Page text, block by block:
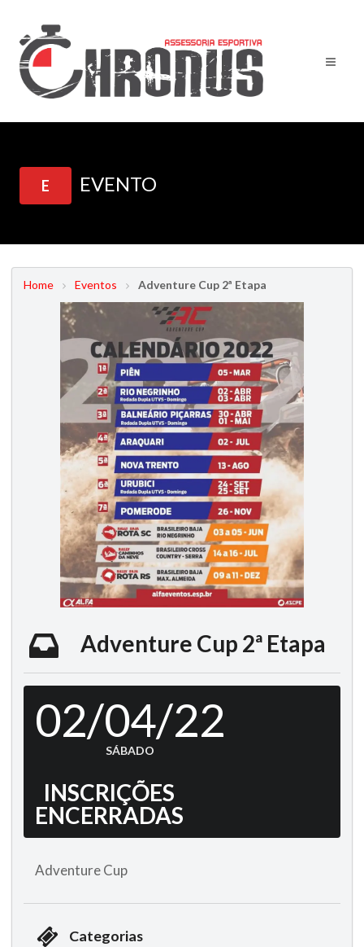
E EVENTO
Home Eventos Adventure Cup 2ª Etapa
Adventure Cup 2ª Etapa
02/04/22
SÁBADO
INSCRIÇÕES
ENCERRADAS
Adventure Cup
Categorias